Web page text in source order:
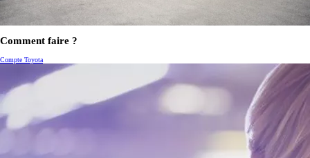
Comment faire ?
Compte Toyota